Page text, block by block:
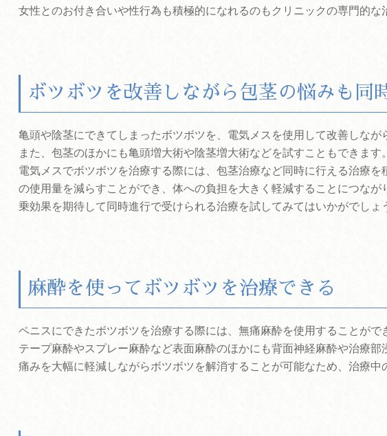
女性とのお付き合いや性行為も積極的になれるのもクリニックの専門的な
ボツボツを改善しながら包茎の悩みも同
亀頭や陰茎にできてしまったボツボツを、電気メスを使用して改善しなが
また、包茎のほかにも亀頭増大術や陰茎増大術などを試すこともできます。
電気メスでボツボツを治療する際には、包茎治療など同時に行える治療
の使用量を減らすことができ、体への負担を大きく軽減することにつな
乗効果を期待して同時進行で受けられる治療を試してみてはいかがでしょ
麻酔を使ってボツボツを治療できる
ペニスにできたボツボツを治療する際には、無痛麻酔を使用することがで
テープ麻酔やスプレー麻酔など表面麻酔のほかにも背面神経麻酔や治療部
痛みを大幅に軽減しながらボツボツを解消することが可能なため、治療中